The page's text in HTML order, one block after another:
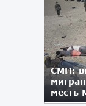
СМИ:
месть